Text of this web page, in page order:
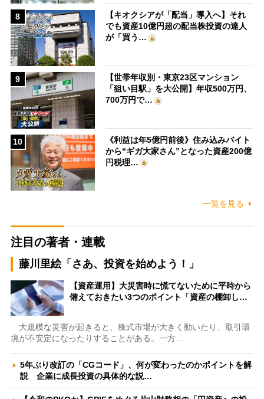
8
【キオクシアが「配当」導入へ】それ
でも資産10億円超の配当株投資の達人
が「買う…
9
【世帯年収別・東京23区マンション
「狙い目駅」を大公開】年収500万円、
700万円で…
10
《利益は年5億円前後》住み込みバイト
から“ギガ大家さん”となった資産200億
円税理…
一覧を見る
注目の著者・連載
藤川里絵「さあ、投資を始めよう！」
【資産運用】大災害時に慌てないために平時から
備えておきたい3つのポイント「資産の棚卸し…
大規模な災害が起きると、株式市場が大きく動いたり、取引環
境が不安定になったりすることがある。一方…
5年ぶり改訂の「CGコード」、何が変わったのかポイントを解
説 企業に成長投資の具体的な説…